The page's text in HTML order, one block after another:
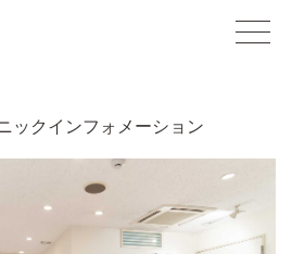
ックインフォメーション